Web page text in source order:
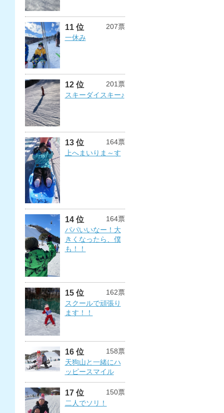
11 位
207票
一休み
12 位
201票
スキーダイスキー♪
13 位
164票
上へまいりま～す
14 位
164票
パパいいなー！大
きくなったら、僕
も！！
15 位
162票
スクールで頑張り
ます！！
16 位
158票
天狗山と一緒にハ
ッピースマイル
17 位
150票
二人でソリ！